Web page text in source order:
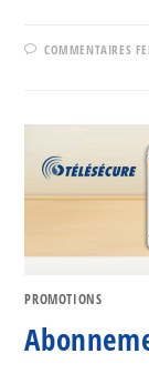
COMMENTAIRES
PROMOTIONS